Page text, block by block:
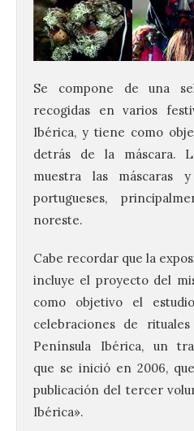
Se compone de una
recogidas en varios
Ibérica, y tiene como
detrás de la máscara.
muestra las máscaras
portugueses,
noreste.
Cabe recordar que la
​​incluye el proyecto del
como objetivo el
celebraciones de
Península Ibérica, un
que se inició en 2006,
publicación del tercer
Ibérica».